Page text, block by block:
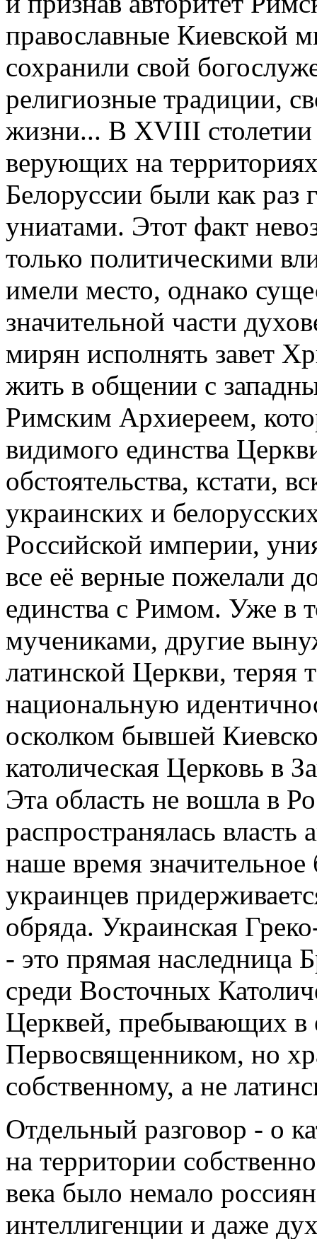
православные Киевской
сохранили свой
религиозные традиции,
жизни... В XVIII
верующих на
Белоруссии были как раз
униатами. Этот факт
только политическими
имели место, однако
значительной части
мирян исполнять завет
жить в общении с
Римским Архиереем,
видимого единства
обстоятельства, кстати,
украинских и
Российской империи,
все её верные пожелали
единства с Римом. Уже в
мучениками, другие
латинской Церкви,
национальную
осколком бывшей
католическая Церковь в
Эта область не вошла в
распространялась
наше время
украинцев
обряда. Украинская
- это прямая наследница
среди Восточных
Церквей, пребывающих в
Первосвященником, но
собственному, а не
Отдельный разговор - о
на территории
века было немало
интеллигенции и даже